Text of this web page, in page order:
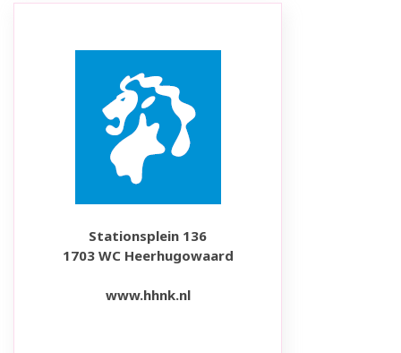
Stationsplein 136
1703 WC Heerhugowaard
www.hhnk.nl